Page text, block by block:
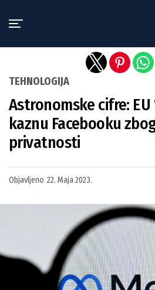
TEHNOLOGIJA
Astronomske cifre: EU
kaznu Facebooku
privatnosti
Objavljeno 22. Maja 2023.